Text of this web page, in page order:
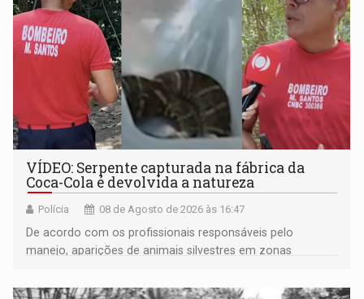
VÍDEO: Serpente capturada na fábrica da
Coca-Cola é devolvida a natureza
Polícia 08 de Agosto de 2026 às 16:47
De acordo com os profissionais responsáveis pelo
manejo, aparições de animais silvestres em zonas